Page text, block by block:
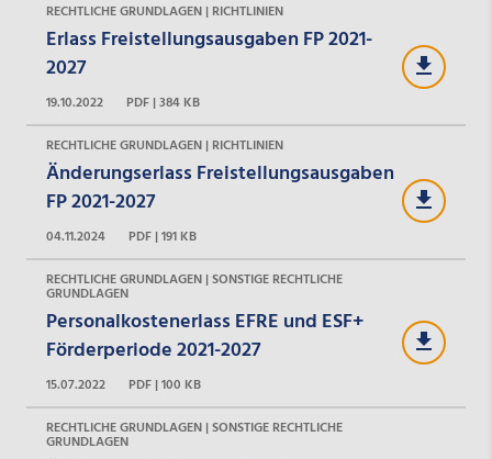
RECHTLICHE GRUNDLAGEN | RICHTLINIEN
Erlass Freistellungsausgaben FP 2021-
2027
19.10.2022
PDF | 384 KB
RECHTLICHE GRUNDLAGEN | RICHTLINIEN
Änderungserlass Freistellungsausgaben
FP 2021-2027
04.11.2024
PDF | 191 KB
RECHTLICHE GRUNDLAGEN | SONSTIGE RECHTLICHE
GRUNDLAGEN
Personalkostenerlass EFRE und ESF+
Förderperiode 2021-2027
15.07.2022
PDF | 100 KB
RECHTLICHE GRUNDLAGEN | SONSTIGE RECHTLICHE
GRUNDLAGEN